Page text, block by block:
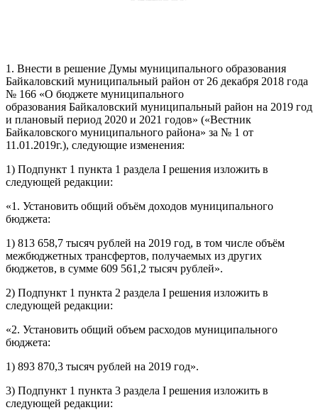
1. Внести в решение Думы муниципального образования
Байкаловский муниципальный район от 26 декабря 2018 года
№ 166 «О бюджете муниципального
образования Байкаловский муниципальный район на 2019 год
и плановый период 2020 и 2021 годов» («Вестник
Байкаловского муниципального района» за № 1 от
11.01.2019г.), следующие изменения:
1) Подпункт 1 пункта 1 раздела I решения изложить в
следующей редакции:
«1. Установить общий объём доходов муниципального
бюджета:
1) 813 658,7 тысяч рублей на 2019 год, в том числе объём
межбюджетных трансфертов, получаемых из других
бюджетов, в сумме 609 561,2 тысяч рублей».
2) Подпункт 1 пункта 2 раздела I решения изложить в
следующей редакции:
«2. Установить общий объем расходов муниципального
бюджета:
1) 893 870,3 тысяч рублей на 2019 год».
3) Подпункт 1 пункта 3 раздела I решения изложить в
следующей редакции: